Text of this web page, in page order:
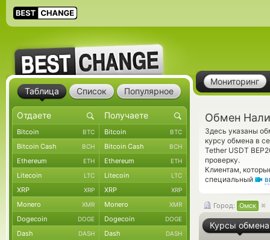
Мониторинг
Обмен
Здесь указаны
курсу обмена в
Tether USDT
проверку.
Клиентам,
специальный
Город: Омск
Курсы обмена
Таблица Список Популярное
Bitcoin BTC Bitcoin BTC
Bitcoin Cash BCH Bitcoin Cash BCH
Ethereum ETH Ethereum ETH
Litecoin LTC Litecoin LTC
XRP XRP XRP XRP
Monero XMR Monero XMR
Dogecoin DOGE Dogecoin DOGE
Dash DASH Dash DASH